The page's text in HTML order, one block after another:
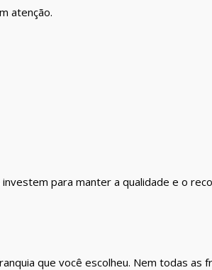
atenção.
para manter a qualidade e o
que você escolheu. Nem todas as